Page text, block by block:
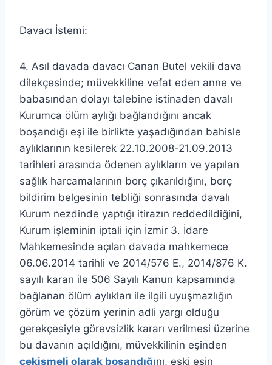
Davacı İstemi:
4. Asıl davada davacı Canan Butel vekili dava
dilekçesinde; müvekkiline vefat eden anne ve
babasından dolayı talebine istinaden davalı
Kurumca ölüm aylığı bağlandığını ancak
boşandığı eşi ile birlikte yaşadığından bahisle
aylıklarının kesilerek 22.10.2008-21.09.2013
tarihleri arasında ödenen aylıkların ve yapılan
sağlık harcamalarının borç çıkarıldığını, borç
bildirim belgesinin tebliği sonrasında davalı
Kurum nezdinde yaptığı itirazın reddedildiğini,
Kurum işleminin iptali için İzmir 3. İdare
Mahkemesinde açılan davada mahkemece
06.06.2014 tarihli ve 2014/576 E., 2014/876 K.
sayılı kararı ile 506 Sayılı Kanun kapsamında
bağlanan ölüm aylıkları ile ilgili uyuşmazlığın
görüm ve çözüm yerinin adli yargı olduğu
gerekçesiyle görevsizlik kararı verilmesi üzerine
bu davanın açıldığını, müvekkilinin eşinden
çekişmeli olarak boşandığını, eski eşin